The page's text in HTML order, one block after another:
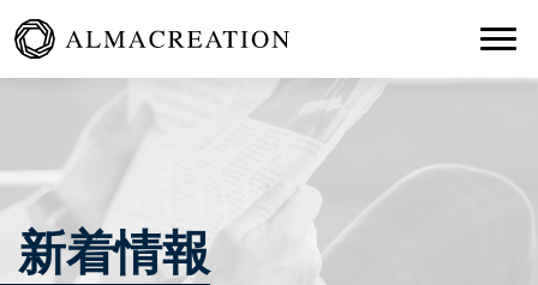
新着情報